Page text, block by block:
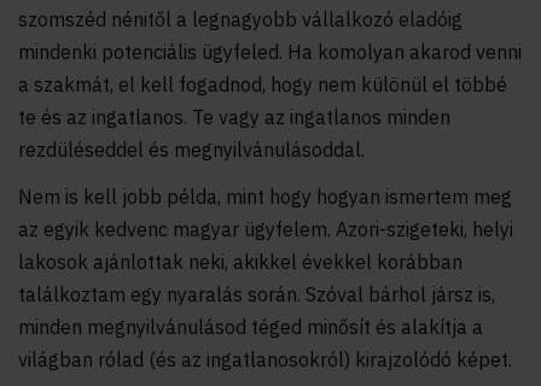
szomszéd nénitől a legnagyobb vállalkozó eladóig
mindenki potenciális ügyfeled. Ha komolyan akarod venni
a szakmát, el kell fogadnod, hogy nem különül el többé
te és az ingatlanos. Te vagy az ingatlanos minden
rezdüléseddel és megnyilvánulásoddal.
Nem is kell jobb példa, mint hogy hogyan ismertem meg
az egyik kedvenc magyar ügyfelem. Azori-szigeteki, helyi
lakosok ajánlottak neki, akikkel évekkel korábban
találkoztam egy nyaralás során. Szóval bárhol jársz is,
minden megnyilvánulásod téged minősít és alakítja a
világban rólad (és az ingatlanosokról) kirajzolódó képet.